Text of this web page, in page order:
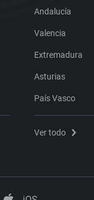
Andalucía
Valencia
Extremadura
Asturias
País Vasco
Ver todo